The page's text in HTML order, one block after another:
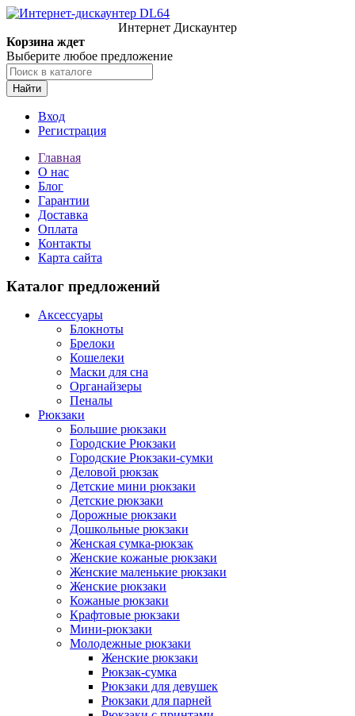
Интернет Дискаунтер
Корзина ждет
Выберите любое предложение
Найти
Вход
Регистрация
Главная
О нас
Блог
Гарантии
Доставка
Оплата
Контакты
Карта сайта
Каталог предложений
Аксессуары
Блокноты
Брелоки
Кошелеки
Маски для сна
Органайзеры
Пеналы
Рюкзаки
Большие рюкзаки
Городские Рюкзаки
Городские Рюкзаки-сумки
Деловой рюкзак
Детские мини рюкзаки
Детские рюкзаки
Дорожные рюкзаки
Дошкольные рюкзаки
Женская сумка-рюкзак
Женские кожаные рюкзаки
Женские маленькие рюкзаки
Женские рюкзаки
Кожаные рюкзаки
Крафтовые рюкзаки
Мини-рюкзаки
Молодежные рюкзаки
Женские рюкзаки
Рюкзак-сумка
Рюкзаки для девушек
Рюкзаки для парней